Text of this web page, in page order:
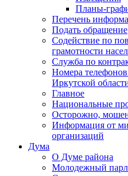
Планы-
Перечень
Подать обращение
Содействие по
грамотности
Служба по
Номера
Иркутской
Главное
Национальные
Осторожно,
Информация от
организаций
Дума
О Думе района
Молодежный